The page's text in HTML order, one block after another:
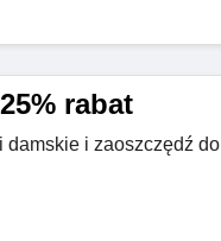
rabat
damskie i zaoszczędź do